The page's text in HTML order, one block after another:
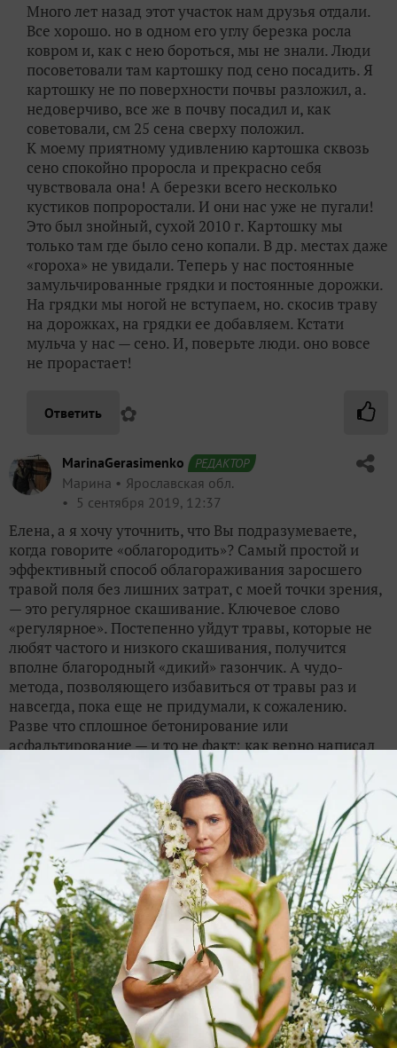
Много лет назад этот участок нам друзья отдали.
Все хорошо. но в одном его углу березка росла
ковром и, как с нею бороться, мы не знали. Люди
посоветовали там картошку под сено посадить. Я
картошку не по поверхности почвы разложил, а.
недоверчиво, все же в почву посадил и, как
советовали, см 25 сена сверху положил.
К моему приятному удивлению картошка сквозь
сено спокойно проросла и прекрасно себя
чувствовала она! А березки всего несколько
кустиков попроростали. И они нас уже не пугали!
Это был знойный, сухой 2010 г. Картошку мы
только там где было сено копали. В др. местах даже
«гороха» не увидали. Теперь у нас постоянные
замульчированные грядки и постоянные дорожки.
На грядки мы ногой не вступаем, но. скосив траву
на дорожках, на грядки ее добавляем. Кстати
мульча у нас — сено. И, поверьте люди. оно вовсе
не прорастает!
Ответить ✿
MarinaGerasimenko РЕДАКТОР
Марина
Ярославская обл.
5 сентября 2019, 12:37
Елена, а я хочу уточнить, что Вы подразумеваете,
когда говорите «облагородить»? Самый простой и
эффективный способ облагораживания заросшего
травой поля без лишних затрат, с моей точки зрения,
— это регулярное скашивание. Ключевое слово
«регулярное». Постепенно уйдут травы, которые не
любят частого и низкого скашивания, получится
вполне благородный «дикий» газончик. А чудо-
метода, позволяющего избавиться от травы раз и
навсегда, пока еще не придумали, к сожалению.
Разве что сплошное бетонирование или
асфальтирование — и то не факт: как верно написал
Василий, сорные травы и через асфальт пробиваются.
А замульчировать целое поле, да так, чтобы трава не
пробилась, — затея из области фантастики. Разве что
все лето со всей округи скошенную траву КАМАЗами
возить.
Ответить ✿ 2Спасибо!
Heli
Мария
Можайск
5 сентября 2019, 20:13
Облагородить — это убрать сорные травы на
«газонные» или белый клевер со спорышем. Рядом